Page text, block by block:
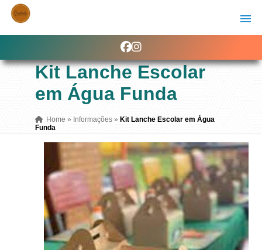
Kit Lanche Escolar
em Água Funda
Home » Informações » Kit Lanche Escolar em Água
Funda